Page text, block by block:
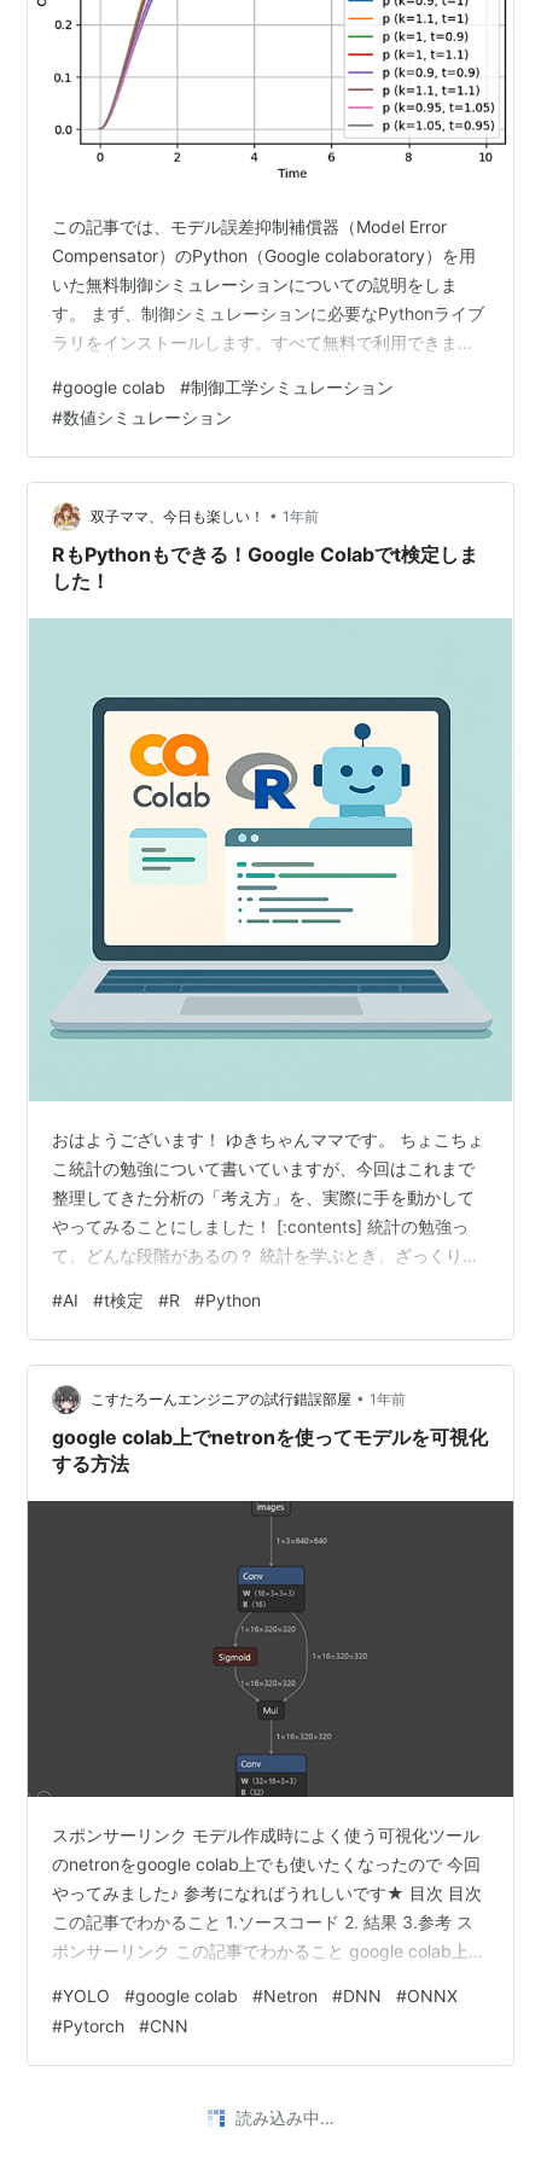
この記事では、モデル誤差抑制補償器（Model Error
Compensator）のPython（Google colaboratory）を用
いた無料制御シミュレーションについての説明をしま
す。 まず、制御シミュレーションに必要なPythonライブ
ラリをインストールします。すべて無料で利用できま
析・設計専用ライブラリnumpy: 数値計算の基盤
matplotlib: グラフ描画・可視化 Google colaboratoryの
コードは以下でシェアします。自身の環境にコピーし、
上から順番にコードのセルを実行していってください。
上記の…
#google colab #制御工学シミュレーション
#数値シミュレーション
双子ママ、今日も楽しい！ • 1年前
RもPythonもできる！Google Colabでt検定しま
した！
おはようございます！ ゆきちゃんママです。 ちょこちょ
こ統計の勉強について書いていますが、今回はこれまで
整理してきた分析の「考え方」を、実際に手を動かして
やってみることにしました！ [:contents] 統計の勉強っ
て、どんな段階があるの？ 統計を学ぶとき、ざっくり分
理解する「考え方」 データを整理して分析できる形にす
る「準備」 ツールを使って実際に分析する「実行」 結果
を読み解いて理解する「解釈」 それぞれの視点からじっ
くり向き合うことって、本当に大事だなあと日々感じて
います。 Rだけじゃない!? Google Colabで分析できるっ
て…
#AI #t検定 #R #Python
こすたろーんエンジニアの試行錯誤部屋 • 1年前
google colab上でnetronを使ってモデルを可視化
する方法
スポンサーリンク モデル作成時によく使う可視化ツール
のnetronをgoogle colab上でも使いたくなったので 今回
やってみました♪ 参考になればうれしいです★ 目次 目次
この記事でわかること 1.ソースコード 2. 結果 3.参考 ス
ポンサーリンク この記事でわかること google colab上で
import torch import torch.nn as nn import netron import
numpy as np import onnx from onnxsim import simplify
from …
#YOLO #google colab #Netron #DNN #ONNX
#Pytorch #CNN
読み込み中…